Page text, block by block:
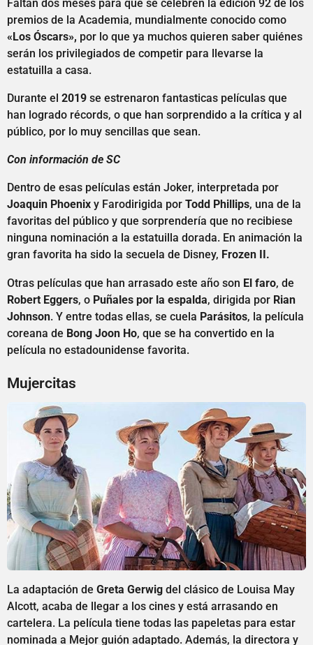
Faltan dos meses para que se celebren la edición 92 de los
premios de la Academia, mundialmente conocido como
«Los Óscars», por lo que ya muchos quieren saber quiénes
serán los privilegiados de competir para llevarse la
estatuilla a casa.
Durante el 2019 se estrenaron fantasticas películas que
han logrado récords, o que han sorprendido a la crítica y al
público, por lo muy sencillas que sean.
Con información de SC
Dentro de esas películas están Joker, interpretada por
Joaquin Phoenix y Farodirigida por Todd Phillips, una de la
favoritas del público y que sorprendería que no recibiese
ninguna nominación a la estatuilla dorada. En animación la
gran favorita ha sido la secuela de Disney, Frozen II.
Otras películas que han arrasado este año son El faro, de
Robert Eggers, o Puñales por la espalda, dirigida por Rian
Johnson. Y entre todas ellas, se cuela Parásitos, la película
coreana de Bong Joon Ho, que se ha convertido en la
película no estadounidense favorita.
Mujercitas
La adaptación de Greta Gerwig del clásico de Louisa May
Alcott, acaba de llegar a los cines y está arrasando en
cartelera. La película tiene todas las papeletas para estar
nominada a Mejor guión adaptado. Además, la directora y